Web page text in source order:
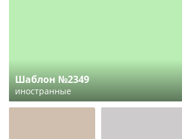
Шаблон №2349
иностранные